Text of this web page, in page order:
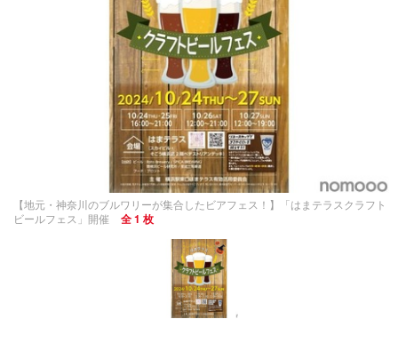
【地元・神奈川のブルワリーが集合したビアフェス！】「はまテラスクラフト
ビールフェス」開催
全 1 枚